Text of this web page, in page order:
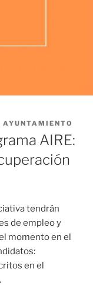
AYUNTAMIENTO
AIRE:
tendrán
de empleo y
momento en el
en el